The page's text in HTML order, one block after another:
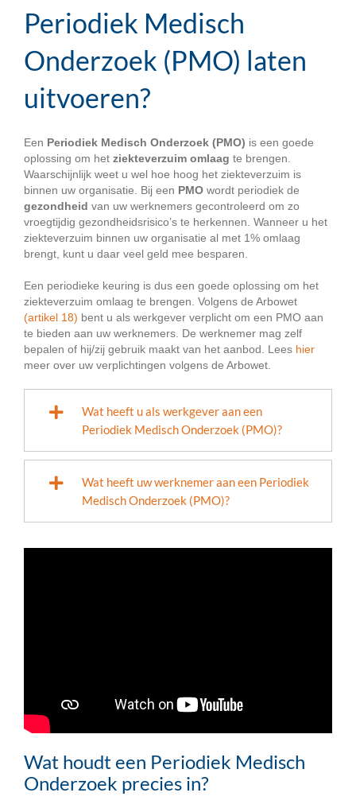
Periodiek Medisch
Onderzoek (PMO) laten
uitvoeren?
Een Periodiek Medisch Onderzoek (PMO) is een goede
oplossing om het ziekteverzuim omlaag te brengen.
Waarschijnlijk weet u wel hoe hoog het ziekteverzuim is
binnen uw organisatie. Bij een PMO wordt periodiek de
gezondheid van uw werknemers gecontroleerd om zo
vroegtijdig gezondheidsrisico’s te herkennen. Wanneer u het
ziekteverzuim binnen uw organisatie al met 1% omlaag
brengt, kunt u daar veel geld mee besparen.
Een periodieke keuring is dus een goede oplossing om het
ziekteverzuim omlaag te brengen. Volgens de Arbowet
(artikel 18) bent u als werkgever verplicht om een PMO aan
te bieden aan uw werknemers. De werknemer mag zelf
bepalen of hij/zij gebruik maakt van het aanbod. Lees hier
meer over uw verplichtingen volgens de Arbowet.
Wat heeft u als werkgever aan een
Periodiek Medisch Onderzoek (PMO)?
Wat heeft uw werknemer aan een Periodiek
Medisch Onderzoek (PMO)?
Wat houdt een Periodiek Medisch
Onderzoek precies in?